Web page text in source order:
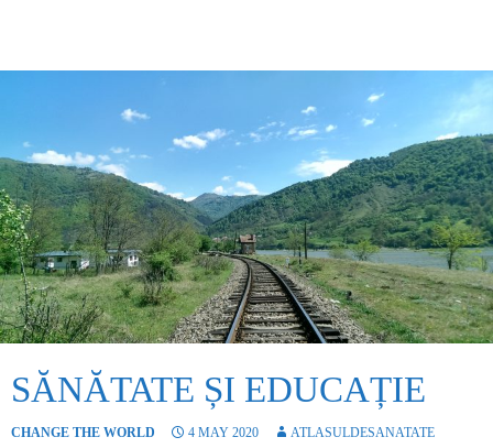
SĂNĂTATE ȘI EDUCAȚIE
CHANGE THE WORLD 4 MAY 2020 ATLASULDESANATATE